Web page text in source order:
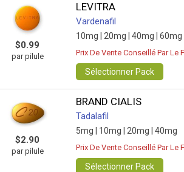
$0.99
par pilule
LEVITRA
Vardenafil
10mg | 20mg | 40mg | 60mg
Prix De Vente Conseillé Par Le
Sélectionner Pack
$2.90
par pilule
BRAND CIALIS
Tadalafil
5mg | 10mg | 20mg | 40mg
Prix De Vente Conseillé Par Le
Sélectionner Pack